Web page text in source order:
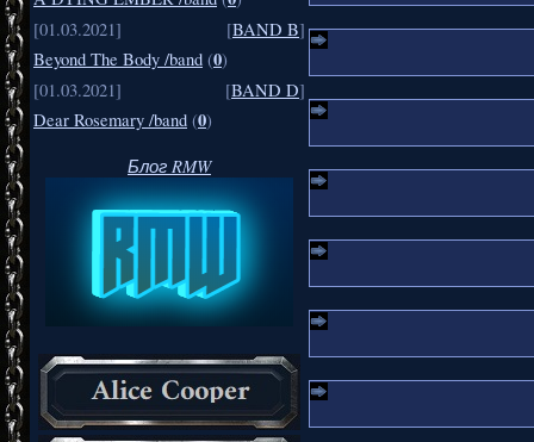
[01.03.2021]
[BAND B]
Beyond The Body /band (0)
[01.03.2021]
[BAND D]
Dear Rosemary /band (0)
Блог RMW